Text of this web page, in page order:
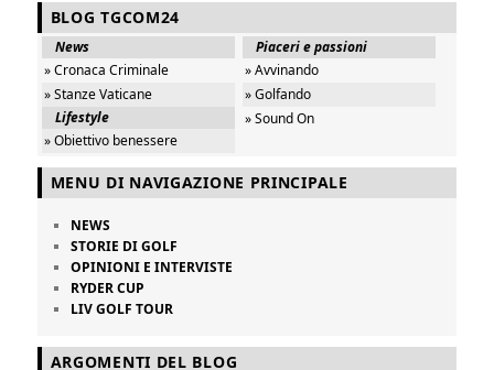
BLOG TGCOM24
News
» Cronaca Criminale
» Stanze Vaticane
Lifestyle
» Obiettivo benessere
Piaceri e passioni
» Avvinando
» Golfando
» Sound On
MENU DI NAVIGAZIONE PRINCIPALE
NEWS
STORIE DI GOLF
OPINIONI E INTERVISTE
RYDER CUP
LIV GOLF TOUR
ARGOMENTI DEL BLOG